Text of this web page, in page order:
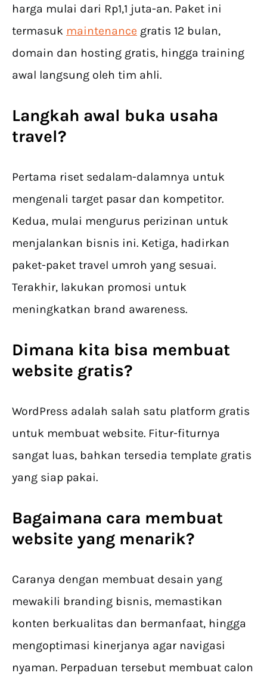
harga mulai dari Rp1,1 juta-an. Paket ini
termasuk maintenance gratis 12 bulan,
domain dan hosting gratis, hingga training
awal langsung oleh tim ahli.
Langkah awal buka usaha
travel?
Pertama riset sedalam-dalamnya untuk
mengenali target pasar dan kompetitor.
Kedua, mulai mengurus perizinan untuk
menjalankan bisnis ini. Ketiga, hadirkan
paket-paket travel umroh yang sesuai.
Terakhir, lakukan promosi untuk
meningkatkan brand awareness.
Dimana kita bisa membuat
website gratis?
WordPress adalah salah satu platform gratis
untuk membuat website. Fitur-fiturnya
sangat luas, bahkan tersedia template gratis
yang siap pakai.
Bagaimana cara membuat
website yang menarik?
Caranya dengan membuat desain yang
mewakili branding bisnis, memastikan
konten berkualitas dan bermanfaat, hingga
mengoptimasi kinerjanya agar navigasi
nyaman. Perpaduan tersebut membuat calon